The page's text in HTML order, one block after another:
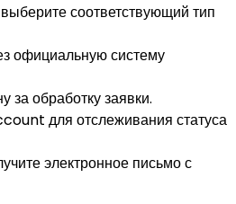
соответствующий тип
официальную систему
за обработку заявки.
для отслеживания статуса
электронное письмо с